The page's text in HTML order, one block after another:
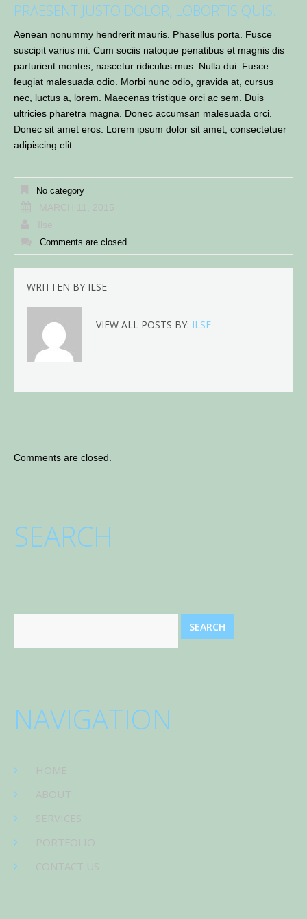
PRAESENT JUSTO DOLOR, LOBORTIS QUIS.
Aenean nonummy hendrerit mauris. Phasellus porta. Fusce
suscipit varius mi. Cum sociis natoque penatibus et magnis dis
parturient montes, nascetur ridiculus mus. Nulla dui. Fusce
feugiat malesuada odio. Morbi nunc odio, gravida at, cursus
nec, luctus a, lorem. Maecenas tristique orci ac sem. Duis
ultricies pharetra magna. Donec accumsan malesuada orci.
Donec sit amet eros. Lorem ipsum dolor sit amet, consectetuer
adipiscing elit.
No category
MARCH 11, 2015
Ilse
Comments are closed
WRITTEN BY ILSE
VIEW ALL POSTS BY: ILSE
Comments are closed.
SEARCH
NAVIGATION
HOME
ABOUT
SERVICES
PORTFOLIO
CONTACT US